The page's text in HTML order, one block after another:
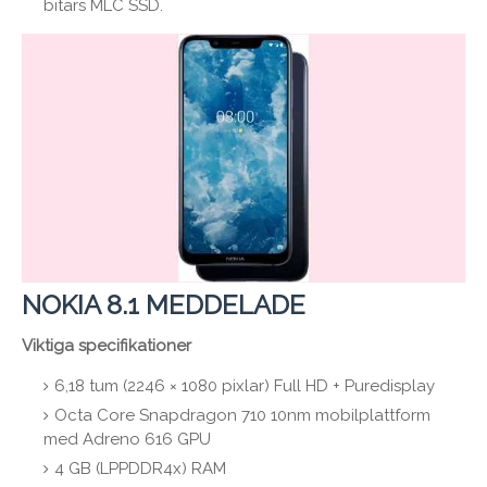
bitars MLC SSD.
NOKIA 8.1 MEDDELADE
Viktiga specifikationer
6,18 tum (2246 × 1080 pixlar) Full HD + Puredisplay
Octa Core Snapdragon 710 10nm mobilplattform
med Adreno 616 GPU
4 GB (LPPDDR4x) RAM